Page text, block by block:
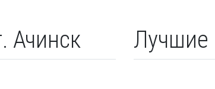
Ачинск Лучшие